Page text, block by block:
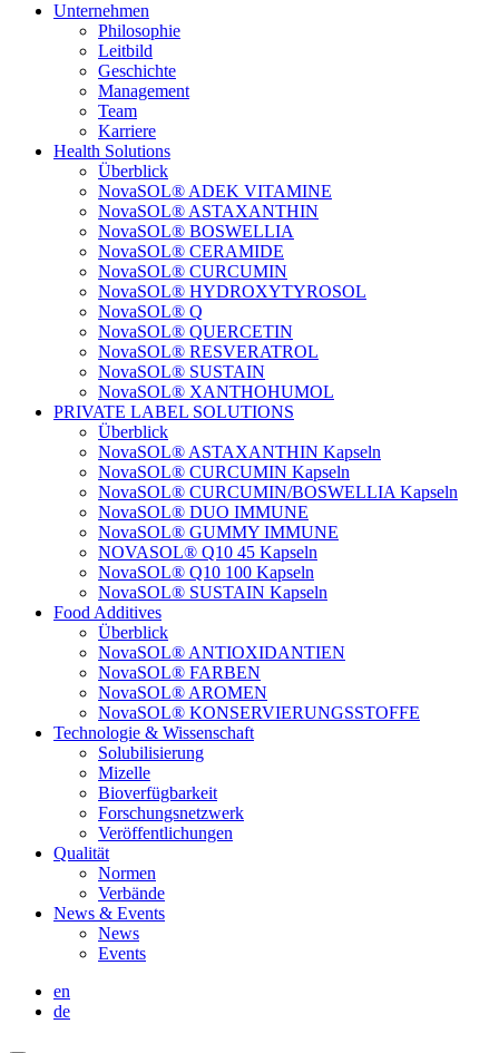
Unternehmen
Philosophie
Leitbild
Geschichte
Management
Team
Karriere
Health Solutions
Überblick
NovaSOL® ADEK VITAMINE
NovaSOL® ASTAXANTHIN
NovaSOL® BOSWELLIA
NovaSOL® CERAMIDE
NovaSOL® CURCUMIN
NovaSOL® HYDROXYTYROSOL
NovaSOL® Q
NovaSOL® QUERCETIN
NovaSOL® RESVERATROL
NovaSOL® SUSTAIN
NovaSOL® XANTHOHUMOL
PRIVATE LABEL SOLUTIONS
Überblick
NovaSOL® ASTAXANTHIN Kapseln
NovaSOL® CURCUMIN Kapseln
NovaSOL® CURCUMIN/BOSWELLIA Kapseln
NovaSOL® DUO IMMUNE
NovaSOL® GUMMY IMMUNE
NOVASOL® Q10 45 Kapseln
NovaSOL® Q10 100 Kapseln
NovaSOL® SUSTAIN Kapseln
Food Additives
Überblick
NovaSOL® ANTIOXIDANTIEN
NovaSOL® FARBEN
NovaSOL® AROMEN
NovaSOL® KONSERVIERUNGSSTOFFE
Technologie & Wissenschaft
Solubilisierung
Mizelle
Bioverfügbarkeit
Forschungsnetzwerk
Veröffentlichungen
Qualität
Normen
Verbände
News & Events
News
Events
en
de